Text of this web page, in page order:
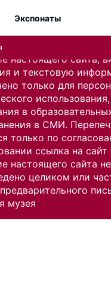
настоящего сайта,
и текстовую
только для
в
в СМИ.
только по
ссылка на сайт
настоящего сайта
целиком или
музея
Экспонаты